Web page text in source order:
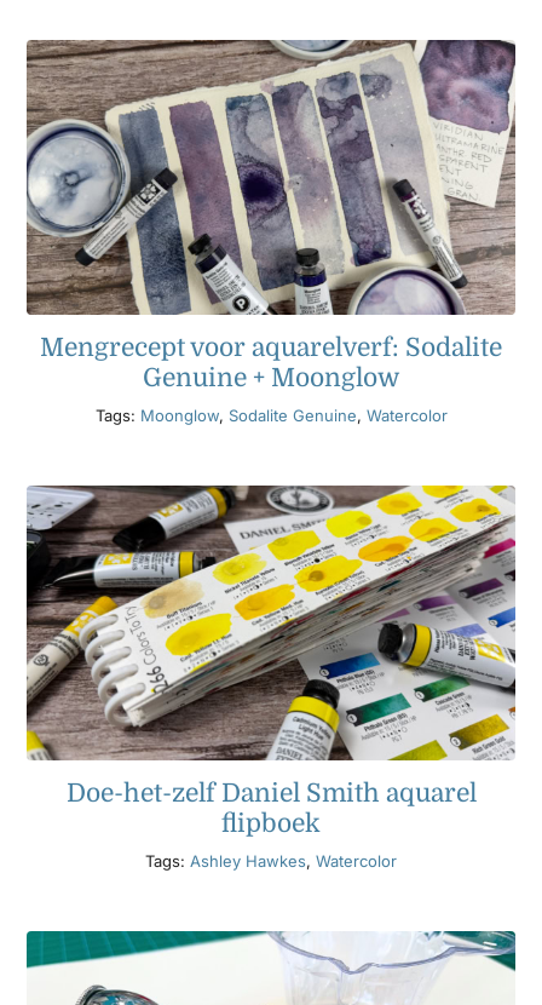
Mengrecept voor aquarelverf: Sodalite
Genuine + Moonglow
Tags: Moonglow, Sodalite Genuine, Watercolor
Doe-het-zelf Daniel Smith aquarel
flipboek
Tags: Ashley Hawkes, Watercolor